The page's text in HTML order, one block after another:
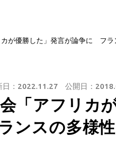
が優勝した」発言が論争に フラ
「アフリカ
ンスの多様性
： 2022.11.27 公開日：